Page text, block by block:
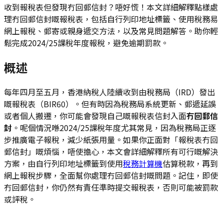
收到報稅表但發現冇回郵信封？唔好慌！本文詳細解釋點樣處
理冇回郵信封嘅報稅表，包括自行列印地址標籤、使用稅務易
網上報稅、郵寄或親身遞交方法，以及常見問題解答。助你輕
鬆完成2024/25課稅年度報稅，避免逾期罰款。
概述
每年四月至五月，香港納稅人陸續收到由稅務局（IRD）發出
嘅報稅表（BIR60）。但有時因為稅務局系統更新、郵遞延誤
或者個人搬遷，你可能會發現自己嘅報稅表信封入面冇回郵信
封 。呢個情況喺2024/25課稅年度尤其常見，因為稅務局正逐
步推廣電子報稅，減少紙張用量。如果你正面對「報稅表冇回
郵信封」嘅煩惱，唔使擔心，本文會詳細解釋所有可行嘅解決
方案，由自行列印地址標籤到使用稅務計算機估算税款，再到
網上報稅步驟，全面幫你處理冇回郵信封嘅問題。記住，即使
冇回郵信封，你仍然有責任準時提交報稅表，否則可能被罰款
或評稅。